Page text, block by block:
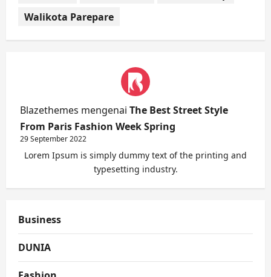
Walikota Parepare
Blazethemes mengenai The Best Street Style
From Paris Fashion Week Spring
29 September 2022
Lorem Ipsum is simply dummy text of the printing and
typesetting industry.
Business
DUNIA